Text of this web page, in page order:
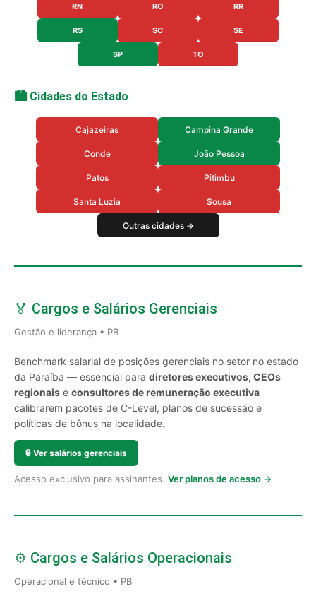
RN RO RR
RS SC SE
SP TO
🏙️ Cidades do Estado
Cajazeiras Campina Grande
Conde João Pessoa
Patos Pitimbu
Santa Luzia Sousa
Outras cidades →
🏅 Cargos e Salários Gerenciais
Gestão e liderança • PB
Benchmark salarial de posições gerenciais no setor no estado
da Paraíba — essencial para diretores executivos, CEOs
regionais e consultores de remuneração executiva
calibrarem pacotes de C-Level, planos de sucessão e
políticas de bônus na localidade.
🔒 Ver salários gerenciais
Acesso exclusivo para assinantes. Ver planos de acesso →
⚙️ Cargos e Salários Operacionais
Operacional e técnico • PB